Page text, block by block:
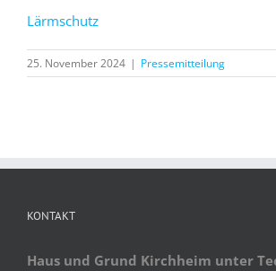
Lärmschutz
25. November 2024 | Pressemitteilung
KONTAKT
Haus und Grund Kirchheim unter